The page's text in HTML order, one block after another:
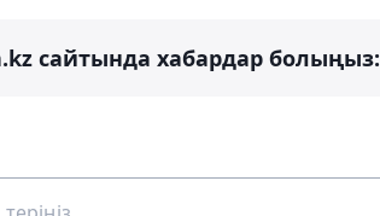
сайтында хабардар болыңыз: